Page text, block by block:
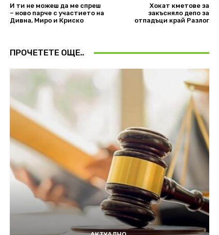
И ти не можеш да ме спреш
– ново парче с участието на
Дивна, Миро и Криско
Хокат кметове за
закъсняло депо за
отпадъци край Разлог
ПРОЧЕТЕТЕ ОЩЕ..